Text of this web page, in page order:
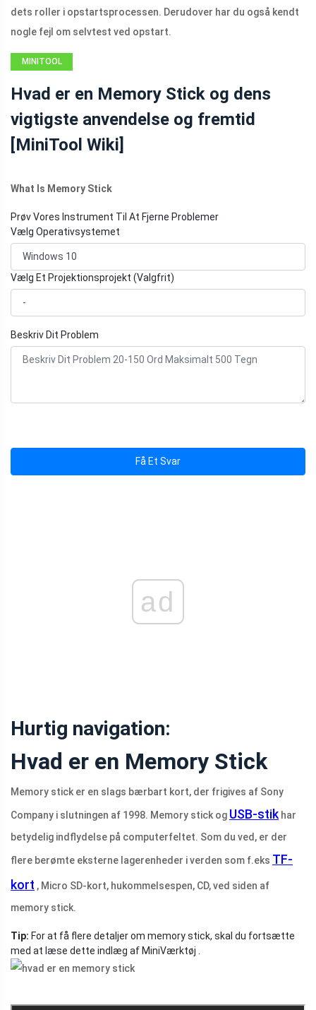
dets roller i opstartsprocessen. Derudover har du også kendt
nogle fejl om selvtest ved opstart.
MINITOOL
BIBLIOTEK
Hvad er en Memory Stick og dens
vigtigste anvendelse og fremtid
[MiniTool Wiki]
What Is Memory Stick
Prøv Vores Instrument Til At Fjerne Problemer
Vælg Operativsystemet
Vælg Et Projektionsprojekt (Valgfrit)
Beskriv Dit Problem
Få Et Svar
ad
Hurtig navigation:
Hvad er en Memory Stick
Memory stick er en slags bærbart kort, der frigives af Sony
Company i slutningen af ​​1998. Memory stick og USB-stik har
betydelig indflydelse på computerfeltet. Som du ved, er der
flere berømte eksterne lagerenheder i verden som f.eks TF-
kort , Micro SD-kort, hukommelsespen, CD, ved siden af ​​
memory stick.
Tip: For at få flere detaljer om memory stick, skal du fortsætte
med at læse dette indlæg af MiniVærktøj .